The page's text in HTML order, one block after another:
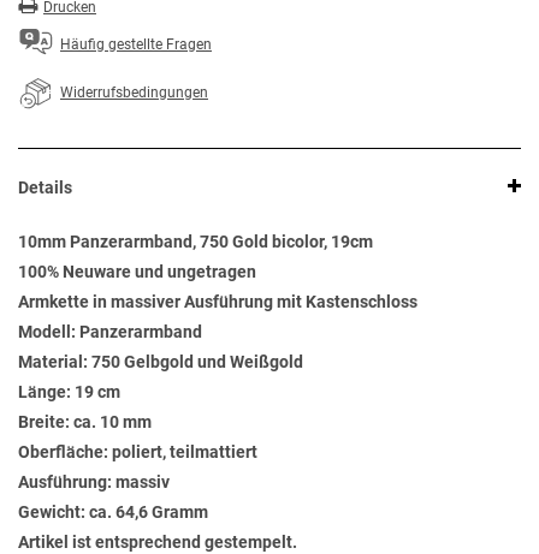
Drucken
Häufig gestellte Fragen
Widerrufsbedingungen
Details
10mm Panzerarmband, 750 Gold bicolor, 19cm
100% Neuware und ungetragen
Armkette in massiver Ausführung mit Kastenschloss
Modell: Panzerarmband
Material: 750 Gelbgold und Weißgold
Länge: 19 cm
Breite: ca. 10 mm
Oberfläche: poliert, teilmattiert
Ausführung: massiv
Gewicht: ca. 64,6 Gramm
Artikel ist entsprechend gestempelt.